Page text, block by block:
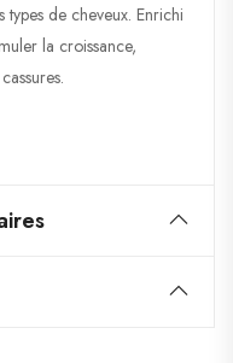
de cheveux. Enrichi
la croissance,